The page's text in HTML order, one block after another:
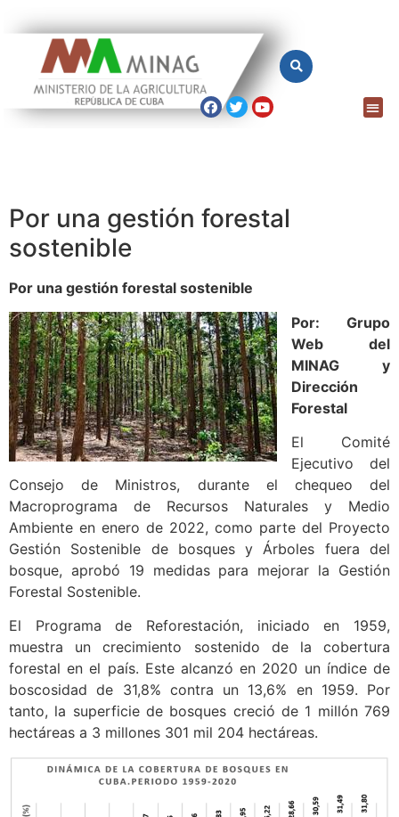
Por una gestión forestal
sostenible
Por una gestión forestal sostenible
Por: Grupo
Web del
MINAG y
Dirección
Forestal
El Comité
Ejecutivo del
Consejo de Ministros, durante el chequeo del
Macroprograma de Recursos Naturales y Medio
Ambiente en enero de 2022, como parte del Proyecto
Gestión Sostenible de bosques y Árboles fuera del
bosque, aprobó 19 medidas para mejorar la Gestión
Forestal Sostenible.
El Programa de Reforestación, iniciado en 1959,
muestra un crecimiento sostenido de la cobertura
forestal en el país. Este alcanzó en 2020 un índice de
boscosidad de 31,8% contra un 13,6% en 1959. Por
tanto, la superficie de bosques creció de 1 millón 769
hectáreas a 3 millones 301 mil 204 hectáreas.